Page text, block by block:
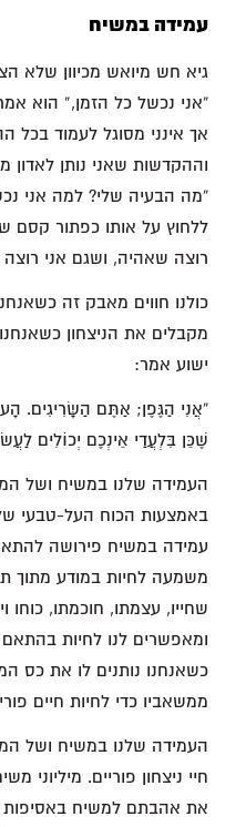
עמידה במשיח
גיא חש מיואש מכיוון שלא
“אני נכשל כל הזמן,” הוא
אך אינני מסוגל לעמוד בכל
וההקדשות שאני נותן לאדון
“מה הבעיה שלי? למה אני
ללחוץ על אותו כפתור קסם
רוצה שאהיה, ושגם אני רוצה
כולנו חווים מאבק זה
מקבלים את הניצחון
ישוע אמר:
“אֲנִי הַגֶּפֶן; אַתֶּם הַשָּׂרִיגִים.
שֶׁכֵּן בִּלְעֲדַי אֵינְכֶם יְכוֹלִים
העמידה שלנו במשיח ושל
באמצעות הכוח העל-טבעי
עמידה במשיח פירושה
משמעה לחיות במודע מתוך
שחייו, עצמתו, חוכמתו, כוחו
ומאפשרים לנו לחיות בהתאם
כשאנחנו נותנים לו את כס
ממשאביו כדי לחיות חיים
העמידה שלנו במשיח ושל
חיי ניצחון פוריים. מיליוני
את אהבתם למשיח באסיפות